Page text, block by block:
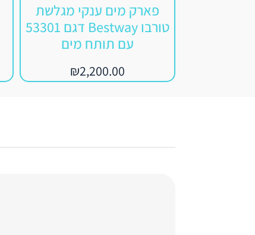
פארק מים ענקי מגלשת
טורבו Bestway דגם 53301
עם תותח מים
₪2,200.00